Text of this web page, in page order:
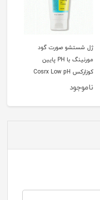
ژل شستشو صورت گود
مورنینگ با PH پایین
کوزارکس Cosrx Low pH
Good Morning Gel
ناموجود